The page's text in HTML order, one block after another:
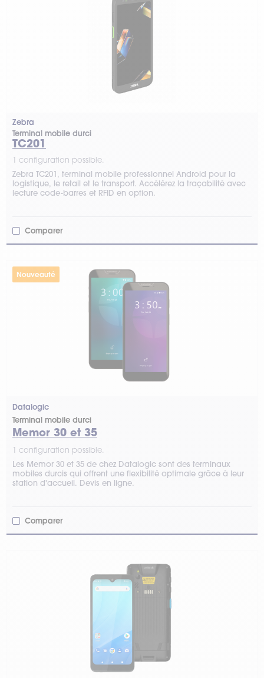
Zebra
Terminal mobile durci
TC201
1 configuration possible.
Zebra TC201, terminal mobile professionnel Android pour la
logistique, le retail et le transport. Accélérez la traçabilité avec
lecture code-barres et RFID en option.
Comparer
Nouveauté
Datalogic
Terminal mobile durci
Memor 30 et 35
1 configuration possible.
Les Memor 30 et 35 de chez Datalogic sont des terminaux
mobiles durcis qui offrent une flexibilité optimale grâce à leur
station d'accueil. Devis en ligne.
Comparer